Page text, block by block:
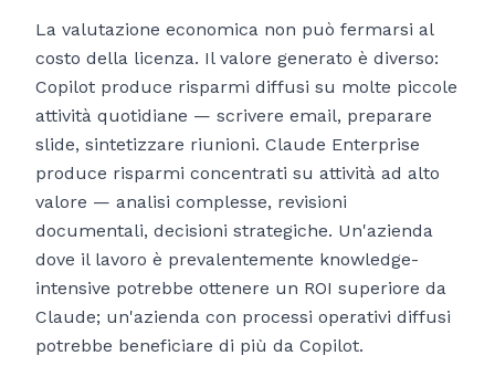
La valutazione economica non può fermarsi al
costo della licenza. Il valore generato è diverso:
Copilot produce risparmi diffusi su molte piccole
attività quotidiane — scrivere email, preparare
slide, sintetizzare riunioni. Claude Enterprise
produce risparmi concentrati su attività ad alto
valore — analisi complesse, revisioni
documentali, decisioni strategiche. Un'azienda
dove il lavoro è prevalentemente knowledge-
intensive potrebbe ottenere un ROI superiore da
Claude; un'azienda con processi operativi diffusi
potrebbe beneficiare di più da Copilot.